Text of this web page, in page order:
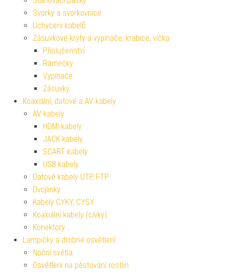
Svorky a svorkovnice
Uchycení kabelů
Zásuvkové kryty a vypínače, krabice, víčka
Příslušenství
Rámečky
Vypínače
Zásuvky
Koaxiální, datové a AV kabely
AV kabely
HDMI kabely
JACK kabely
SCART kabely
USB kabely
Datové kabely UTP, FTP
Dvojlinky
Kabely CYKY, CYSY
Koaxiální kabely (cívky)
Konektory
Lampičky a drobné osvětlení
Noční světla
Osvětlení na pěstování rostlin